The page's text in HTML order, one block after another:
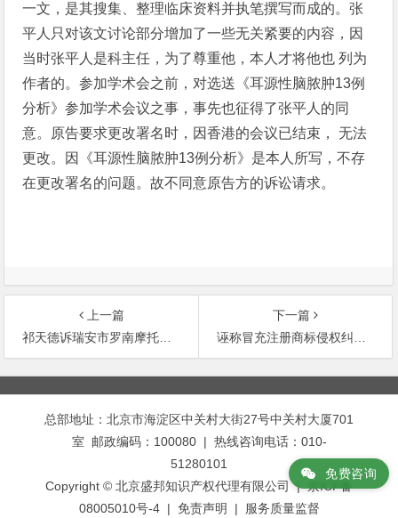
一文，是其搜集、整理临床资料并执笔撰写而成的。张
平人只对该文讨论部分增加了一些无关紧要的内容，因
当时张平人是科主任，为了尊重他，本人才将他也 列为
作者的。参加学术会之前，对选送《耳源性脑脓肿13例
分析》参加学术会议之事，事先也征得了张平人的同
意。原告要求更改署名时，因香港的会议已结束， 无法
更改。因《耳源性脑脓肿13例分析》是本人所写，不存
在更改署名的问题。故不同意原告方的诉讼请求。
上一篇
祁天德诉瑞安市罗南摩托车配件厂专利侵权纠纷案
下一篇
诬称冒充注册商标侵权纠纷案
文
章
总部地址：北京市海淀区中关村大街27号中关村大厦701
室 邮政编码：100080 | 热线咨询电话：010-
51280101
Copyright © 北京盛邦知识产权代理有限公司 | 京ICP备
08005010号-4 | 免责声明 | 服务质量监督
免费咨询